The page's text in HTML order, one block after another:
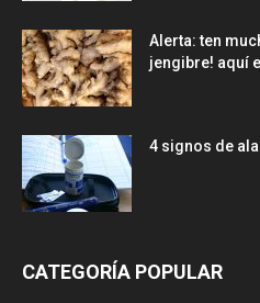
Alerta: ten
jengibre! aquí
4 signos de
CATEGORÍA POPULAR